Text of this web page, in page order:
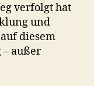
verfolgt hat
und
diesem
außer